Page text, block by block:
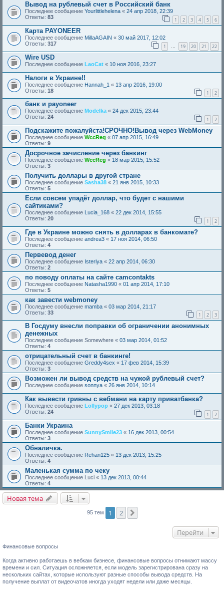
Вывод на рублевый счет в Российский банк
Последнее сообщение Yourlittlehelena « 24 апр 2018, 22:39
Ответы: 83 1 2 3 4 5 6
Карта PAYONEER
Последнее сообщение MillaAGAIN « 30 май 2017, 12:02
Ответы: 317 1 … 19 20 21 22
Wire USD
Последнее сообщение LaoCat « 10 ноя 2016, 23:27
Налоги в Украине!!
Последнее сообщение Hannah_1 « 13 апр 2016, 19:00
Ответы: 18 1 2
банк и payoneer
Последнее сообщение Modelka « 24 дек 2015, 23:44
Ответы: 24 1 2
Подскажите пожалуйста!СРОЧНО!Вывод через WebMoney
Последнее сообщение WccReg « 07 апр 2015, 16:49
Ответы: 9
Досрочное зачисление через банкинг
Последнее сообщение WccReg « 18 мар 2015, 15:52
Ответы: 3
Получить доллары в другой стране
Последнее сообщение Sasha38 « 21 янв 2015, 10:33
Ответы: 5
Если совсем упадёт доллар, что будет с нашими
сайтиками?
Последнее сообщение Lucia_168 « 22 дек 2014, 15:55
Ответы: 20 1 2
Где в Украине можно снять в долларах в банкомате?
Последнее сообщение andrea3 « 17 ноя 2014, 06:50
Ответы: 4
Первевод денег
Последнее сообщение Isteriya « 22 апр 2014, 06:30
Ответы: 2
по поводу оплаты на сайте camcontakts
Последнее сообщение Natasha1990 « 01 апр 2014, 17:10
Ответы: 5
как завести webmoney
Последнее сообщение mamba « 03 мар 2014, 21:17
Ответы: 33 1 2 3
В Госдуму внесли поправки об ограничении анонимных
денежных
Последнее сообщение Somewhere « 03 мар 2014, 01:52
Ответы: 4
отрицательный счет в банкинге!
Последнее сообщение Greddy4sex « 17 фев 2014, 15:39
Ответы: 3
Возможен ли вывод средств на чужой рублевый счет?
Последнее сообщение sonnya « 26 янв 2014, 10:14
Как вывести гривны с вебмани на карту приватбанка?
Последнее сообщение Lollypop « 27 дек 2013, 03:18
Ответы: 24 1 2
Банки Украина
Последнее сообщение SunnySmile23 « 16 дек 2013, 00:54
Ответы: 3
Обналичка.
Последнее сообщение Rehan125 « 13 дек 2013, 15:25
Ответы: 4
Маленькая сумма по чеку
Последнее сообщение Luci « 13 дек 2013, 00:44
Ответы: 4
Новая тема
95 тем 1 2
Перейти
Финансовые вопросы
Когда активно работаешь в вебкам бизнесе, финансовые вопросы отнимают массу
времени и сил. Ситуация осложняется, если модель зарегистрирована сразу на
нескольких сайтах, которые используют разные способы вывода средств. На
получение выплат от видеочатов иногда уходят недели или даже месяцы.